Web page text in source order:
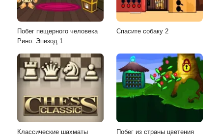
Побег пещерного человека
Рино: Эпизод 1
Спасите собаку 2
Классические шахматы Побег из страны цветения